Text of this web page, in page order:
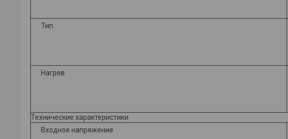
Тип
Нагрев
Технические характеристики
Входное напряжение